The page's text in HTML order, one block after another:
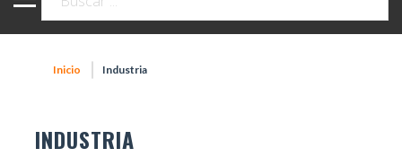
Inicio Industria
INDUSTRIA